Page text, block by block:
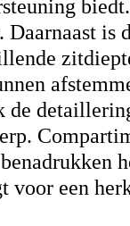
is
een